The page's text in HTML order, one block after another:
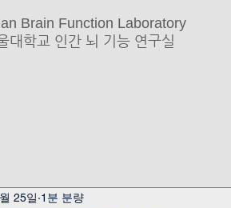
Brain Function Laboratory
대학교 인간 뇌 기능 연구실
25일 1분 분량